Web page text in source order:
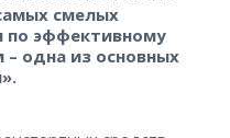
смелых
по эффективному
одна из основных